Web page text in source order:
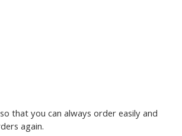
that you can always order easily and
again.